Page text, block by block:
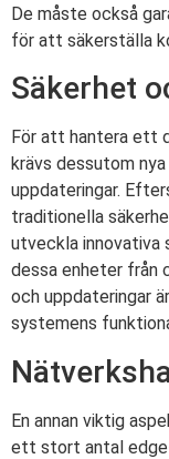
De måste också
för att säkerställa
Säkerhet
För att hantera ett
krävs dessutom
uppdateringar.
traditionella
utveckla
dessa enheter från
och uppdateringar
systemens
En annan viktig
ett stort antal